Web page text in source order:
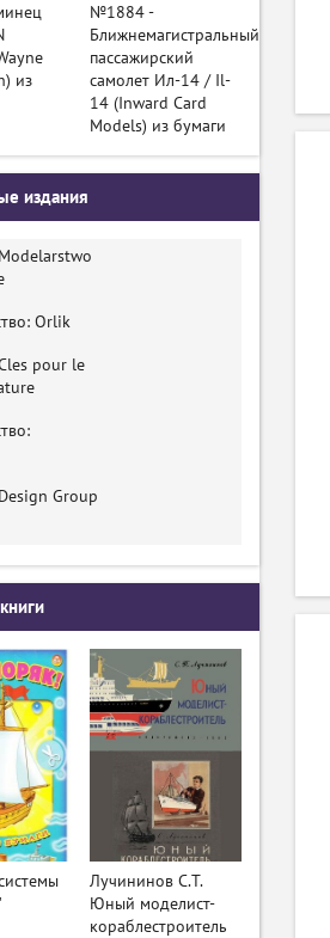
из
№1884 -
Ближнемагистральный
пассажирский
самолет Ил-14 / Il-
14 (Inward Card
Models) из бумаги
издания
Orlik
pour le
Group
Лучининов С.Т.
Юный моделист-
кораблестроитель